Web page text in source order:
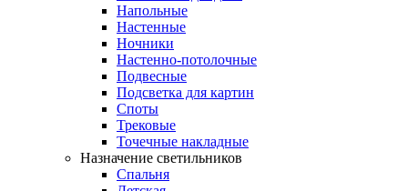
Напольные
Настенные
Ночники
Настенно-потолочные
Подвесные
Подсветка для картин
Споты
Трековые
Точечные накладные
Назначение светильников
Спальня